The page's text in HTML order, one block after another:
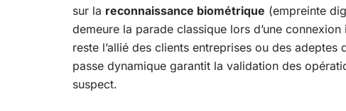
sur la reconnaissance biométrique (empreinte
demeure la parade classique lors d’une
reste l’allié des clients entreprises ou des
passe dynamique garantit la validation des
suspect.